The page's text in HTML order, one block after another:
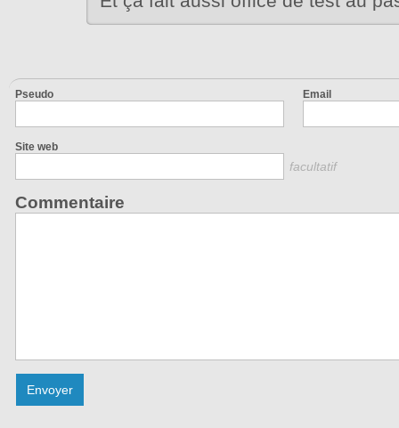
Pseudo Email
Site web
facultatif
Commentaire